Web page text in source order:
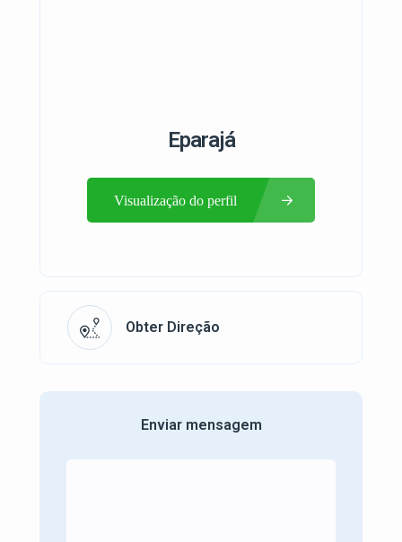
Eparajá
Visualização do perfil
Obter Direção
Enviar mensagem